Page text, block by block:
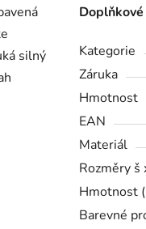
silný
Kategorie
Záruka
Hmotnost
EAN
Materiál
Rozměry š
Hmotnost
Barevné